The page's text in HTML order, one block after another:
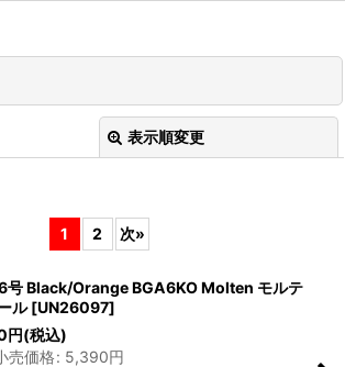
表示順変更
1 2 次»
号 Black/Orange BGA6KO Molten モルテ
ル [UN26097]
円(税込)
売価格: 5,390円